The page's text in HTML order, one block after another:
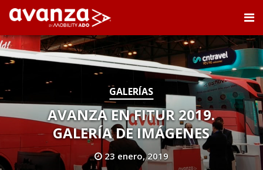
GALERÍAS
AVANZA EN FITUR 2019.
GALERÍA DE IMÁGENES
23 enero, 2019